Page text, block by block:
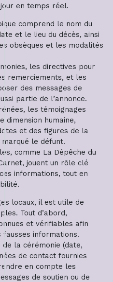
en temps réel.
comprend le nom du
et le lieu du décès, ainsi
obsèques et les modalités
les directives pour
remerciements, et les
des messages de
partie de l’annonce.
les témoignages
dimension humaine,
et des figures de la
le défunt.
comme La Dépêche du
jouent un rôle clé
informations, tout en
locaux, il est utile de
Tout d’abord,
et vérifiables afin
fausses informations.
la cérémonie (date,
de contact fournies
en compte les
de soutien ou de